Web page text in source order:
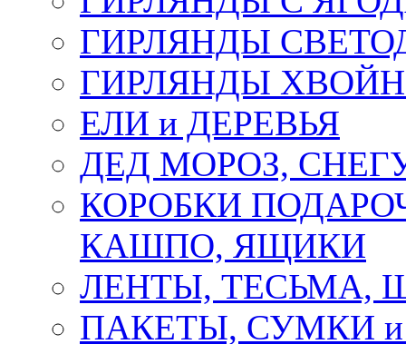
ГИРЛЯНДЫ
ГИРЛЯНДЫ
ЕЛИ и ДЕРЕВЬЯ
ДЕД МОРОЗ,
КОРОБКИ
КАШПО, ЯЩИКИ
ЛЕНТЫ, ТЕСЬМА,
ПАКЕТЫ, СУМКИ